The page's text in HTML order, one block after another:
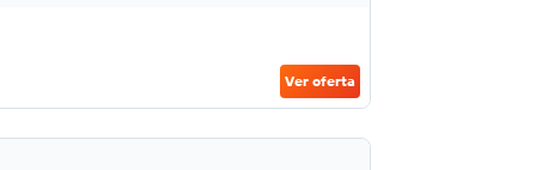
Ver oferta